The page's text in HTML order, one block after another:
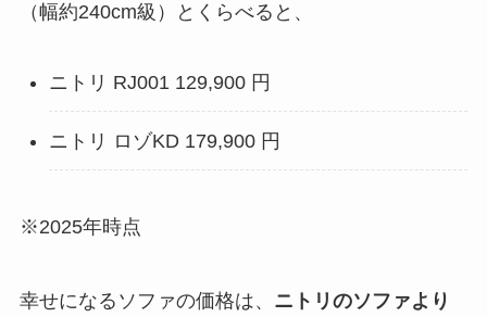
（幅約240cm級）とくらべると、
ニトリ RJ001 129,900 円
ニトリ ロゾKD 179,900 円
※2025年時点
幸せになるソファの価格は、 ニトリのソファより